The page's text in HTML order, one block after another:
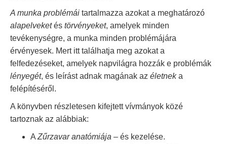
A munka problémái tartalmazza azokat a meghatározó
alapelveketés törvényeket, amelyek minden
tevékenységre, a munka minden problémájára
érvényesek. Mert itt találhatja meg azokat a
felfedezéseket, amelyek napvilágra hozzák e problémák
lényegét, és leírást adnak magának az életneka
felépítéséről.
A könyvben részletesen kifejtett vívmányok közé
tartoznak az alábbiak:
A Zűrzavar anatómiája – és kezelése.